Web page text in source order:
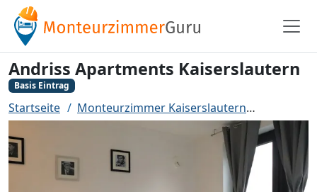
Andriss Apartments Kaiserslautern
Basis Eintrag
Startseite Monteurzimmer Kaiserslautern